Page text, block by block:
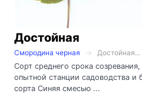
Достойная
Смородина черная
Достойная...
Сорт среднего срока
опытной станции садоводства и
сорта Синяя смесью ...